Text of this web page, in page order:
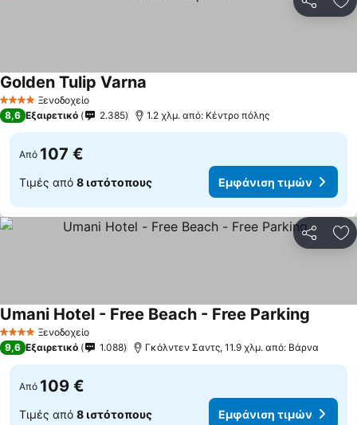
4 ΑστέριαΞενοδοχείο
Golden Tulip Varna
8,6 Εξαιρετικό 2.385 1.2 χλμ. από: Κέντρο πόλης
Από 107 €
Τιμές από 8 ιστότοπους Εμφάνιση τιμών
4 ΑστέριαΞενοδοχείο
Umani Hotel - Free Beach - Free Parking
9,6 Εξαιρετικό 1.088 Γκόλντεν Σαντς, 11.9 χλμ. από: Βάρνα
Από 109 €
Τιμές από 8 ιστότοπους Εμφάνιση τιμών